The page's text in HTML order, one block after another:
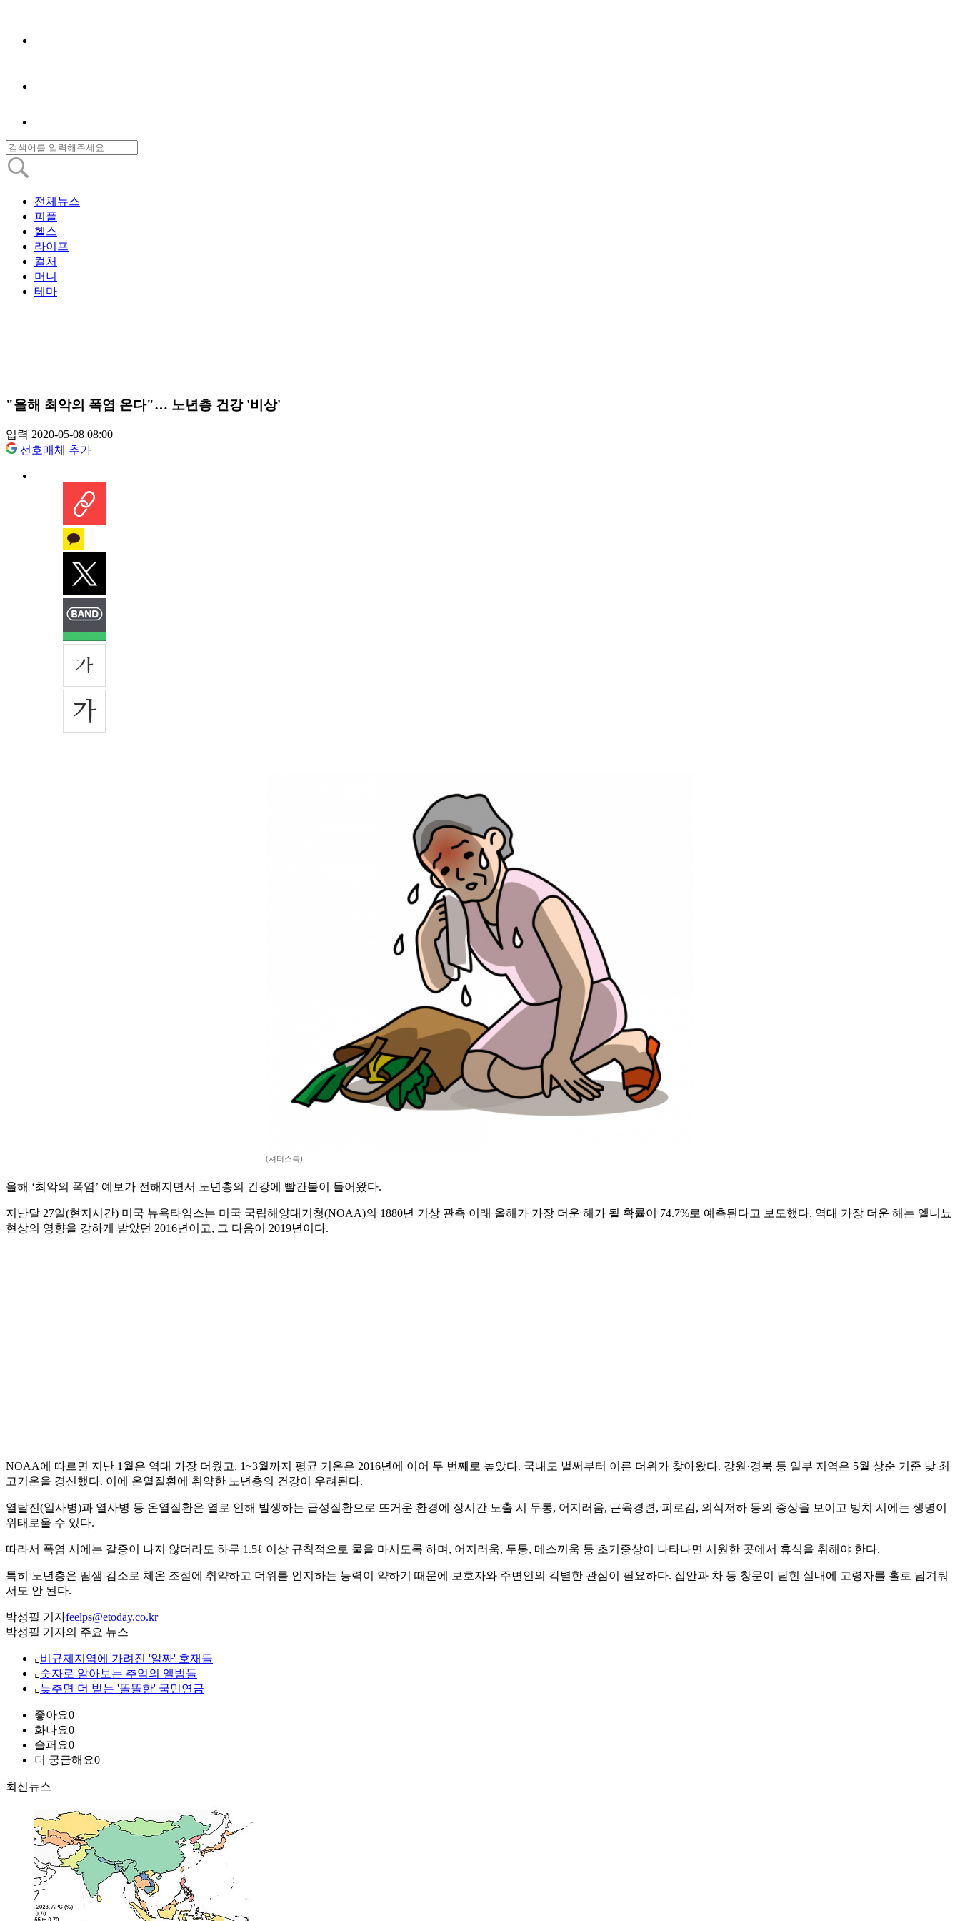
전체뉴스
피플
헬스
라이프
컬처
머니
테마
"올해 최악의 폭염 온다"… 노년층 건강 '비상'
입력 2020-05-08 08:00
선호매체 추가
(셔터스톡)
올해 ‘최악의 폭염’ 예보가 전해지면서 노년층의 건강에 빨간불이 들어왔다.
지난달 27일(현지시간) 미국 뉴욕타임스는 미국 국립해양대기청(NOAA)의 1880년 기상 관측 이래 올해가 가장 더운 해가 될 확률이 74.7%로 예측된다고 보도했다. 역대 가장 더운 해는 엘니뇨
현상의 영향을 강하게 받았던 2016년이고, 그 다음이 2019년이다.
NOAA에 따르면 지난 1월은 역대 가장 더웠고, 1~3월까지 평균 기온은 2016년에 이어 두 번째로 높았다. 국내도 벌써부터 이른 더위가 찾아왔다. 강원·경북 등 일부 지역은 5월 상순 기준 낮 최
고기온을 경신했다. 이에 온열질환에 취약한 노년층의 건강이 우려된다.
열탈진(일사병)과 열사병 등 온열질환은 열로 인해 발생하는 급성질환으로 뜨거운 환경에 장시간 노출 시 두통, 어지러움, 근육경련, 피로감, 의식저하 등의 증상을 보이고 방치 시에는 생명이
위태로울 수 있다.
따라서 폭염 시에는 갈증이 나지 않더라도 하루 1.5ℓ 이상 규칙적으로 물을 마시도록 하며, 어지러움, 두통, 메스꺼움 등 초기증상이 나타나면 시원한 곳에서 휴식을 취해야 한다.
특히 노년층은 땀샘 감소로 체온 조절에 취약하고 더위를 인지하는 능력이 약하기 때문에 보호자와 주변인의 각별한 관심이 필요하다. 집안과 차 등 창문이 닫힌 실내에 고령자를 홀로 남겨둬
서도 안 된다.
박성필 기자feelps@etoday.co.kr
박성필 기자의 주요 뉴스
⌞ 비규제지역에 가려진 '알짜' 호재들
⌞ 숫자로 알아보는 추억의 앨범들
⌞ 늦추면 더 받는 '똘똘한' 국민연금
좋아요0
화나요0
슬퍼요0
더 궁금해요0
최신뉴스